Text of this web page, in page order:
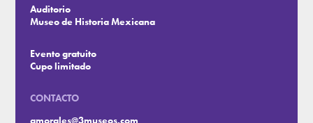
Auditorio
Museo de Historia Mexicana
Evento gratuito
Cupo limitado
CONTACTO
amorales@3museos.com